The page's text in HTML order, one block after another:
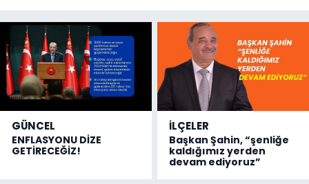
GÜNCEL
ENFLASYONU DİZE
GETİRECEĞİZ!
İLÇELER
Başkan Şahin, “şenliğe
kaldığımız yerden
devam ediyoruz”